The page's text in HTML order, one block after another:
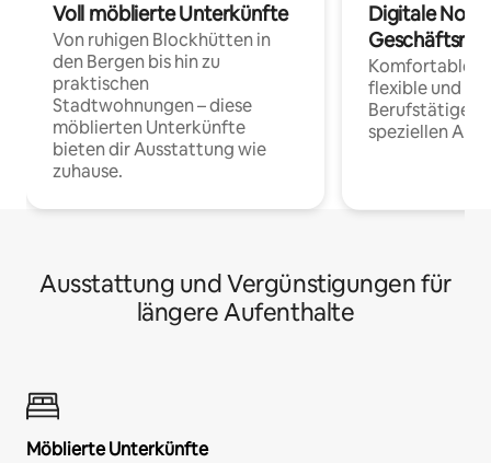
Voll möblierte Unterkünfte
Von ruhigen Blockhütten in
den Bergen bis hin zu
praktischen
Stadtwohnungen – diese
möblierten Unterkünfte
bieten dir Ausstattung wie
zuhause.
Digitale
Komfortable
flexible und
Berufstätige
speziellen
Ausstattung und Vergünstigungen für
längere Aufenthalte
Möblierte Unterkünfte